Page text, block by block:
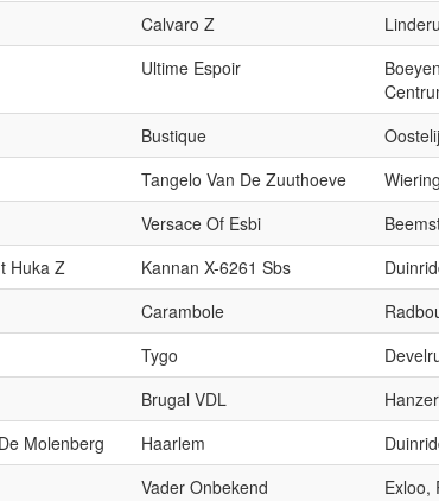
Calvaro Z
Ultime Espoir
Bustique
Tangelo Van De Zuuthoeve
Versace Of Esbi
Huka Z Kannan X-6261 Sbs
Carambole
Tygo
Brugal VDL
Molenberg Haarlem
Vader Onbekend Exloo,